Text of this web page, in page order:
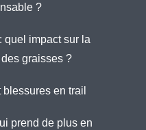
?
quel impact sur la
graisses ?
en trail
prend de plus en